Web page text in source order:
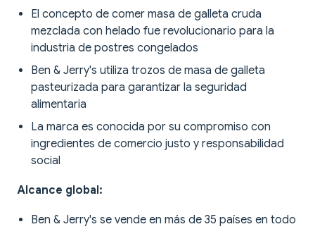
El concepto de comer masa de galleta cruda
mezclada con helado fue revolucionario para la
industria de postres congelados
Ben & Jerry's utiliza trozos de masa de galleta
pasteurizada para garantizar la seguridad
alimentaria
La marca es conocida por su compromiso con
ingredientes de comercio justo y responsabilidad
social
Alcance global:
Ben & Jerry's se vende en más de 35 países en todo